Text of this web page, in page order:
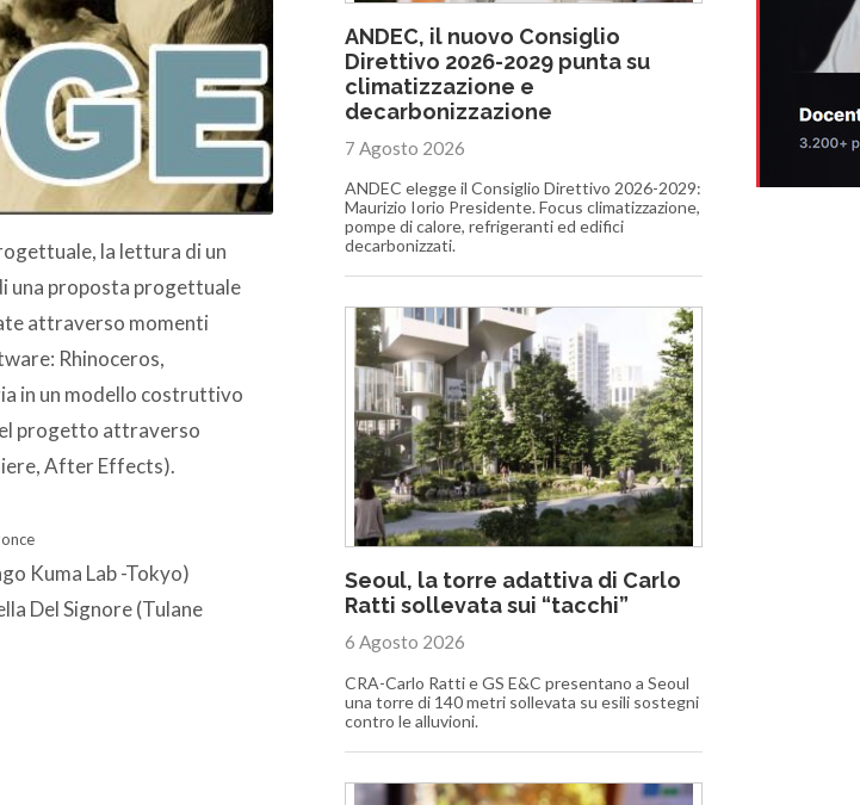
la lettura di un
una proposta progettuale
attraverso momenti
Rhinoceros,
in un modello costruttivo
progetto attraverso
After Effects).
Kuma Lab -Tokyo)
Del Signore (Tulane
ANDEC, il nuovo Consiglio
Direttivo 2026-2029 punta su
climatizzazione e
decarbonizzazione
7 Agosto 2026
ANDEC elegge il Consiglio Direttivo 2026-2029:
Maurizio Iorio Presidente. Focus climatizzazione,
pompe di calore, refrigeranti ed edifici
decarbonizzati.
Seoul, la torre adattiva di Carlo
Ratti sollevata sui “tacchi”
6 Agosto 2026
CRA-Carlo Ratti e GS E&C presentano a Seoul
una torre di 140 metri sollevata su esili sostegni
contro le alluvioni.